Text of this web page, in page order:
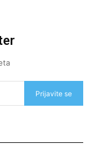
Prijavite se